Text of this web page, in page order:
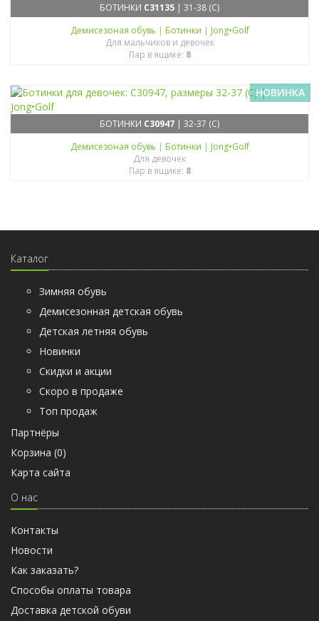
БОТИНКИ C31135 | 31-38 (C)
Демисезоная обувь | Ботинки | Jong•Golf
Для мальчиков и девочек
Пар в ящике: 8
НОВИНКА
БОТИНКИ C30947 | 32-37 (C)
Демисезоная обувь | Ботинки | Jong•Golf
Для девочек
Пар в ящике: 8
Каталог
Зимняя обувь
Демисезонная детская обувь
Детская летняя обувь
Новинки
Скидки и акции
Скоро в продаже
Топ продаж
Партнёры
Корзина (0)
Карта сайта
О нас
Контакты
Новости
Как заказать?
Способы оплаты товара
Доставка детской обуви